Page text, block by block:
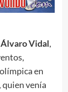
Álvaro Vidal,
en
quien venía